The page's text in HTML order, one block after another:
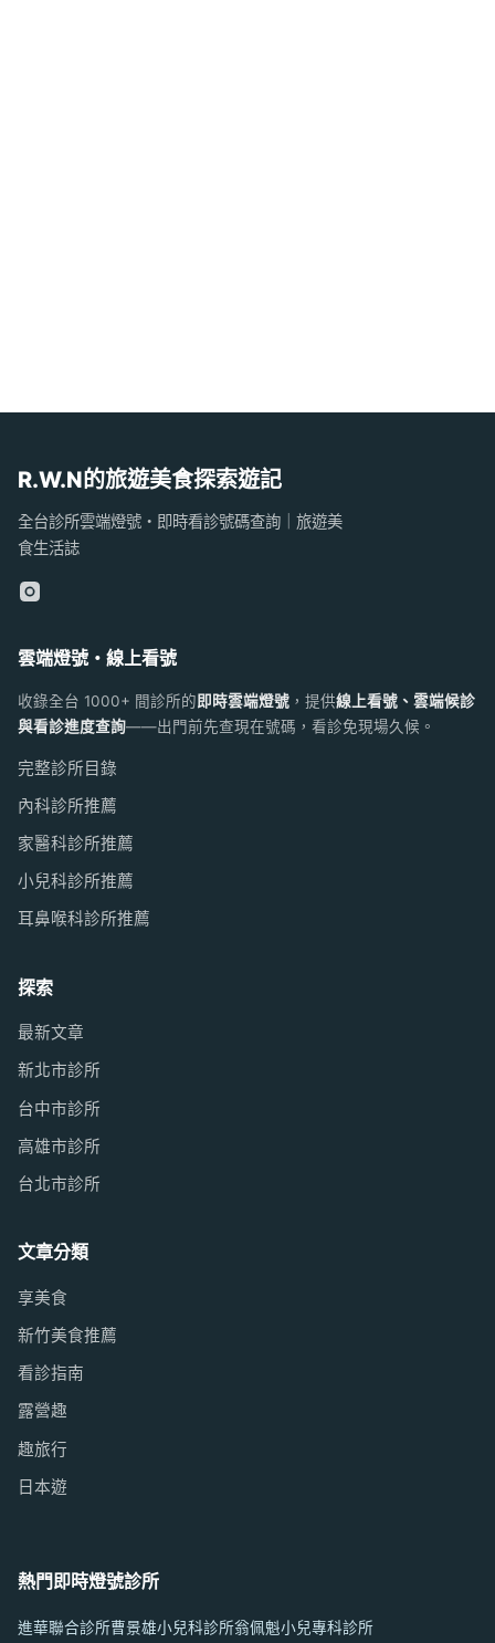
R.W.N的旅遊美食探索遊記
全台診所雲端燈號・即時看診號碼查詢｜旅遊美
食生活誌
雲端燈號・線上看號
收錄全台 1000+ 間診所的 即時雲端燈號 ，提供線上看號、雲端候診
與看診進度查詢——出門前先查現在號碼，看診免現場久候。
完整診所目錄
內科診所推薦
家醫科診所推薦
小兒科診所推薦
耳鼻喉科診所推薦
探索
最新文章
新北市診所
台中市診所
高雄市診所
台北市診所
文章分類
享美食
新竹美食推薦
看診指南
露營趣
趣旅行
日本遊
熱門即時燈號診所
進華聯合診所曹景雄小兒科診所翁佩魁小兒專科診所